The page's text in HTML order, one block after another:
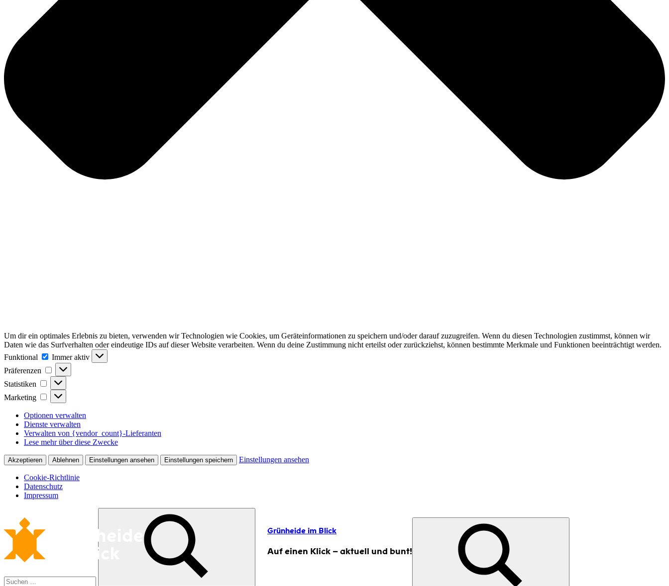
Um dir ein optimales Erlebnis zu bieten, verwenden wir Technologien wie Cookies, um Geräteinformationen zu speichern und/oder darauf zuzugreifen. Wenn du diesen Technologien zustimmst, können wir
Daten wie das Surfverhalten oder eindeutige IDs auf dieser Website verarbeiten. Wenn du deine Zustimmung nicht erteilst oder zurückziehst, können bestimmte Merkmale und Funktionen beeinträchtigt werden.
Funktional
Funktional
Immer aktiv
Präferenzen
Präferenzen
Statistiken Statistiken
Marketing Marketing
Optionen verwalten
Dienste verwalten
Verwalten von {vendor_count}-Lieferanten
Lese mehr über diese Zwecke
Akzeptieren Ablehnen Einstellungen ansehen Einstellungen speichern Einstellungen ansehen
Cookie-Richtlinie
Datenschutz
Impressum
Inhalt
springen
Grünheide im Blick
Auf einen Klick – aktuell und bunt!
nach: